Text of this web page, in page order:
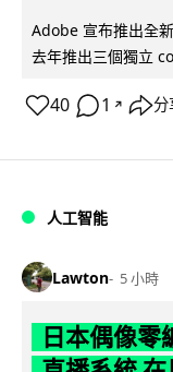
Adobe 宣布推出全
去年推出三個獨立
40 1 ↗ 分
人工智能
Lawton 5 小時
日本偶像零